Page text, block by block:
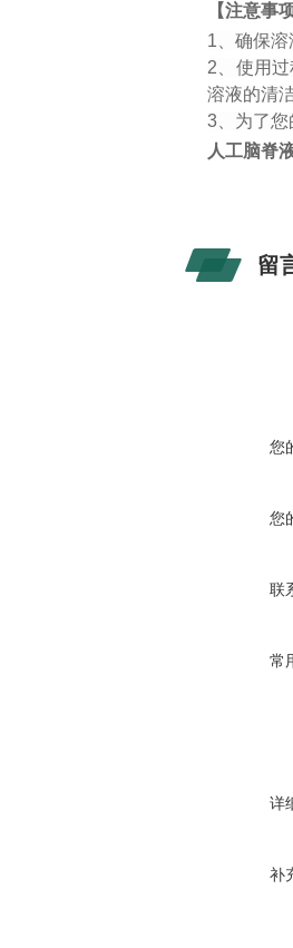
【注意事
1、确保溶
2、 使用
溶液的清
3、为了
人工脑脊
留
您
您
联
常
详
补